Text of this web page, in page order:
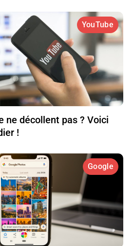
YouTube
ne décollent pas ? Voici
!
Google